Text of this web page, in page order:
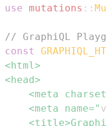
use
mutations ::
// GraphiQL
const
<meta
    <meta name="